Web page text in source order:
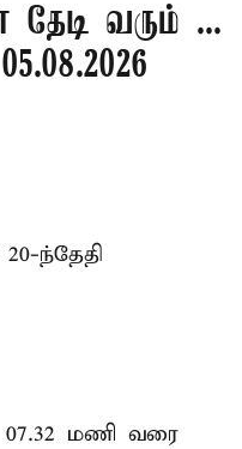
வரும் ...
ந்தேதி
மணி வரை